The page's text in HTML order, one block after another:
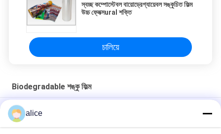
স্বচ্ছ কম্পোস্টেবল বায়োড্রেগ্যায়েবল সঙ্কুচিত ফিল্ম
উচ্চ ফ্লেক্সural শক্তি
চালিয়ে
Biodegradable শঙ্কু ফিল্ম
50 মাইক ক্লিয়ার পিএলএ পলিট্যাকটিক অ্যাসিড পূর্ণ বডি সঙ্কুচিত হাতা জন্য ফিল্ম সঙ্কুচিত
করুন alice